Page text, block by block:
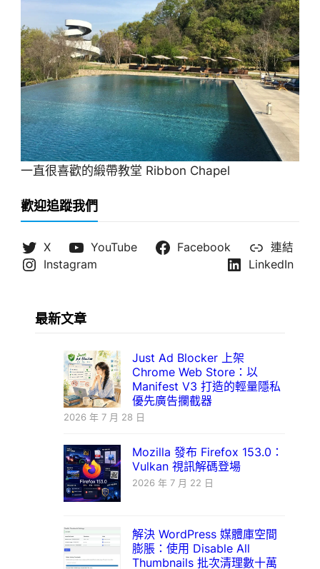
一直很喜歡的緞帶教堂 Ribbon Chapel
歡迎追蹤我們
X YouTube Facebook
連結
Instagram
LinkedIn
最新文章
Just Ad Blocker 上架
Chrome Web Store：以
Manifest V3 打造的輕量隱私
優先廣告攔截器
2026 年 7 月 28 日
Mozilla 發布 Firefox 153.0：
Vulkan 視訊解碼登場
2026 年 7 月 22 日
解決 WordPress 媒體庫空間
膨脹：使用 Disable All
Thumbnails 批次清理數十萬